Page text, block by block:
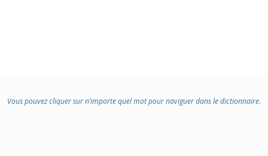
Vous pouvez cliquer sur n’importe quel mot pour naviguer dans le dictionnaire.